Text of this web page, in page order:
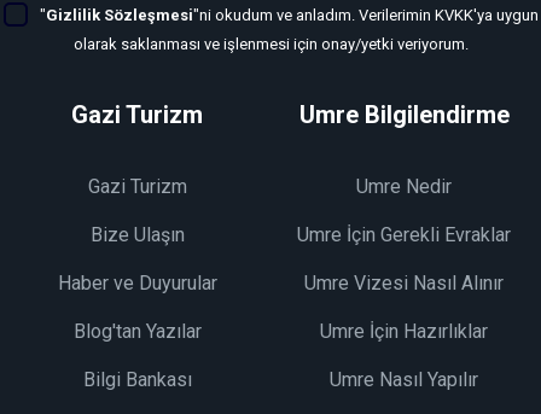
"Gizlilik Sözleşmesi"ni okudum ve anladım. Verilerimin KVKK'ya uygun
olarak saklanması ve işlenmesi için onay/yetki veriyorum.
Gazi Turizm
Gazi Turizm
Bize Ulaşın
Haber ve Duyurular
Blog'tan Yazılar
Bilgi Bankası
Umre Bilgilendirme
Umre Nedir
Umre İçin Gerekli Evraklar
Umre Vizesi Nasıl Alınır
Umre İçin Hazırlıklar
Umre Nasıl Yapılır